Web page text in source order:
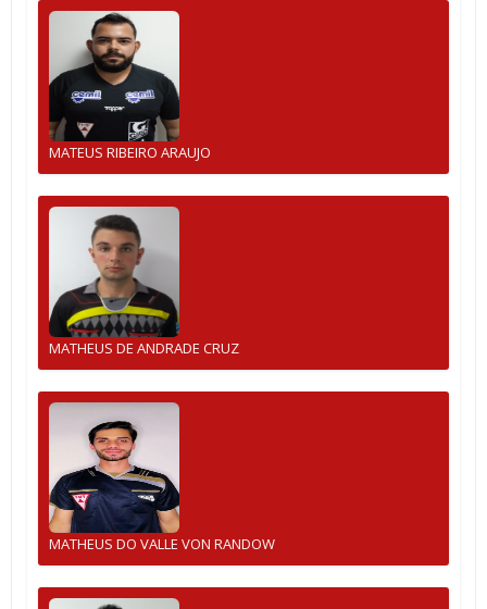
MATEUS RIBEIRO ARAUJO
MATHEUS DE ANDRADE CRUZ
MATHEUS DO VALLE VON RANDOW